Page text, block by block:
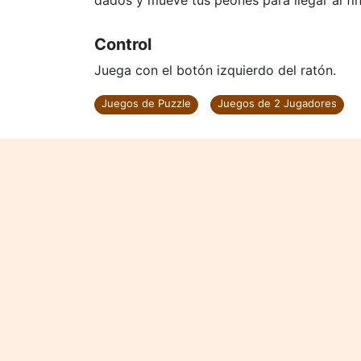
Control
Juega con el botón izquierdo del ratón.
Juegos de Puzzle Juegos de 2 Jugadores